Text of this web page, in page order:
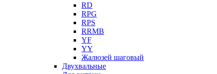
RD
RPG
RPS
RRMB
YF
YY
Жалюзей шаговый
Двухвальные